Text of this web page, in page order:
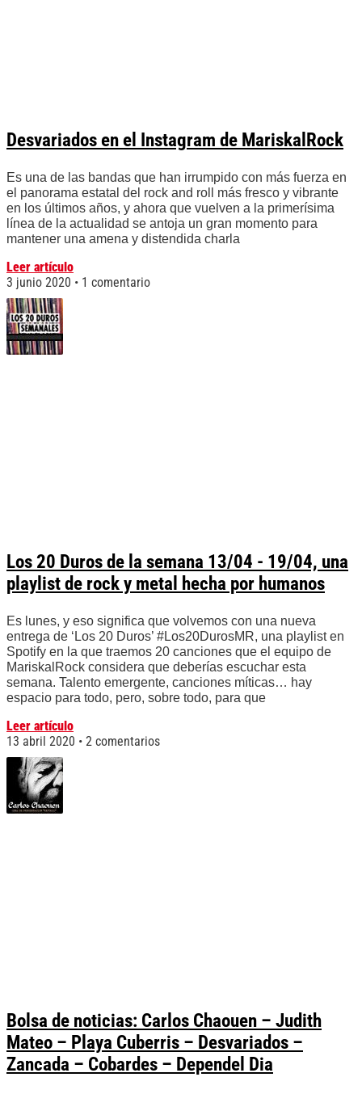
Desvariados en el Instagram de MariskalRock
Es una de las bandas que han irrumpido con más fuerza en
el panorama estatal del rock and roll más fresco y vibrante
en los últimos años, y ahora que vuelven a la primerísima
línea de la actualidad se antoja un gran momento para
mantener una amena y distendida charla
Leer artículo
3 junio 2020
1 comentario
Los 20 Duros de la semana 13/04 - 19/04, una
playlist de rock y metal hecha por humanos
Es lunes, y eso significa que volvemos con una nueva
entrega de ‘Los 20 Duros’ #Los20DurosMR, una playlist en
Spotify en la que traemos 20 canciones que el equipo de
MariskalRock considera que deberías escuchar esta
semana. Talento emergente, canciones míticas… hay
espacio para todo, pero, sobre todo, para que
Leer artículo
13 abril 2020
2 comentarios
Bolsa de noticias: Carlos Chaouen – Judith
Mateo – Playa Cuberris – Desvariados –
Zancada – Cobardes – Dependel Dia